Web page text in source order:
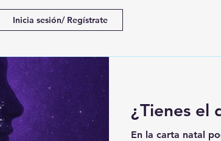
Inicia sesión/ Regístrate
¿Tienes el
En la carta natal